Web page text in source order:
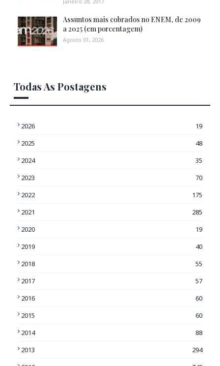
Assuntos mais cobrados no ENEM, de 2009
a 2025 (em porcentagem)
Agosto 01, 2026
Todas As Postagens
2026
19
2025
48
2024
35
2023
70
2022
175
2021
285
2020
19
2019
40
2018
55
2017
57
2016
60
2015
60
2014
88
2013
294